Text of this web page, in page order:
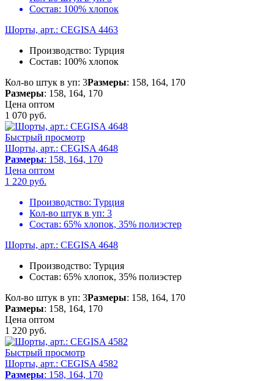
Состав: 100% хлопок
Шорты, арт.: CEGISA 4463
Производство: Турция
Состав: 100% хлопок
Кол-во штук в уп: 3Размеры: 158, 164, 170
Размеры: 158, 164, 170
Цена оптом
1 070 руб.
Быстрый просмотр
Шорты, арт.: CEGISA 4648
Размеры: 158, 164, 170
Цена оптом
1 220 руб.
Производство: Турция
Кол-во штук в уп: 3
Состав: 65% хлопок, 35% полиэстер
Шорты, арт.: CEGISA 4648
Производство: Турция
Состав: 65% хлопок, 35% полиэстер
Кол-во штук в уп: 3Размеры: 158, 164, 170
Размеры: 158, 164, 170
Цена оптом
1 220 руб.
Быстрый просмотр
Шорты, арт.: CEGISA 4582
Размеры: 158, 164, 170